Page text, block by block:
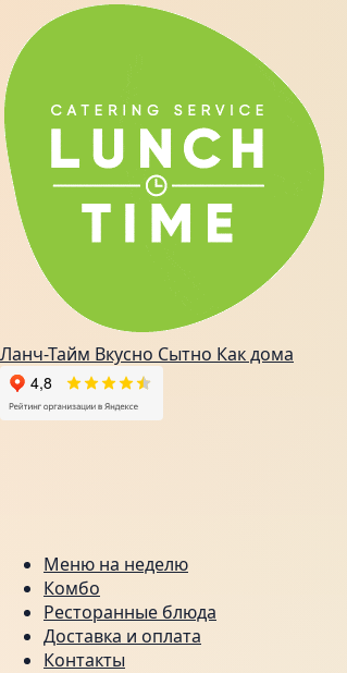
Ланч-Тайм Вкусно Сытно Как дома
Меню на неделю
Комбо
Ресторанные блюда
Доставка и оплата
Контакты